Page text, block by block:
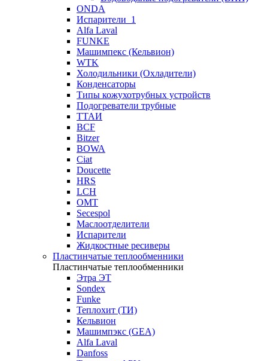
ONDA
Испарители_1
Alfa Laval
FUNKE
Машимпекс (Кельвион)
WTK
Холодильники (Охладители)
Конденсаторы
Типы кожухотрубных устройств
Подогреватели трубные
ТТАИ
BCF
Bitzer
BOWA
Ciat
Doucette
HRS
LCH
OMT
Secespol
Маслоотделители
Испарители
Жидкостные ресиверы
Пластинчатые теплообменники
Пластинчатые теплообменники
Этра ЭТ
Sondex
Funke
Теплохит (ТИ)
Кельвион
Машимпэкс (GEA)
Alfa Laval
Danfoss